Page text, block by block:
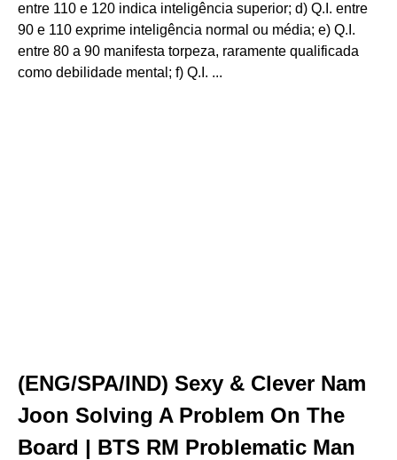
entre 110 e 120 indica inteligência superior; d) Q.I. entre
90 e 110 exprime inteligência normal ou média; e) Q.I.
entre 80 a 90 manifesta torpeza, raramente qualificada
como debilidade mental; f) Q.I. ...
(ENG/SPA/IND) Sexy & Clever Nam
Joon Solving A Problem On The
Board | BTS RM Problematic Man